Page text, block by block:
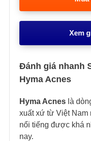
Xem
Đánh giá nhanh
Hyma Acnes
Hyma Acnes là
xuất xứ từ Việt
nổi tiếng được khá
nay.